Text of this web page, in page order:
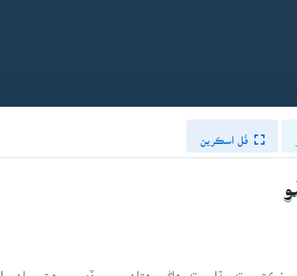
فُل اسڪرين
نڪتس ته ٻڌاين ته هاڻي هتان جي وڏي پروهت